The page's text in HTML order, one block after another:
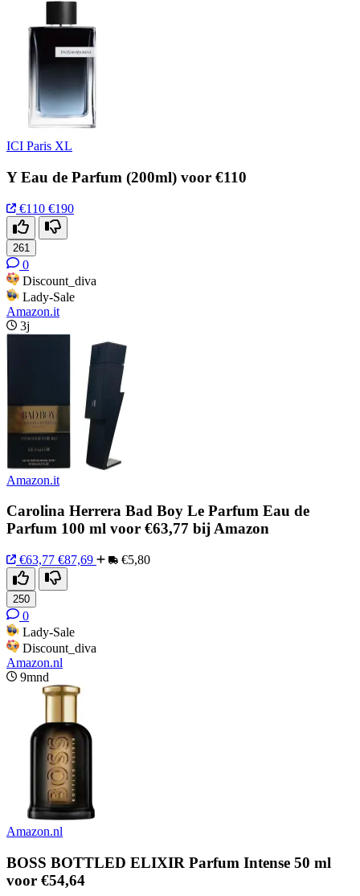
ICI Paris XL
Y Eau de Parfum (200ml) voor €110
€110 €190
261
0
Discount_diva
Lady-Sale
Amazon.it
3j
Amazon.it
Carolina Herrera Bad Boy Le Parfum Eau de
Parfum 100 ml voor €63,77 bij Amazon
€63,77 €87,69 €5,80
250
0
Lady-Sale
Discount_diva
Amazon.nl
9mnd
Amazon.nl
BOSS BOTTLED ELIXIR Parfum Intense 50 ml
voor €54,64